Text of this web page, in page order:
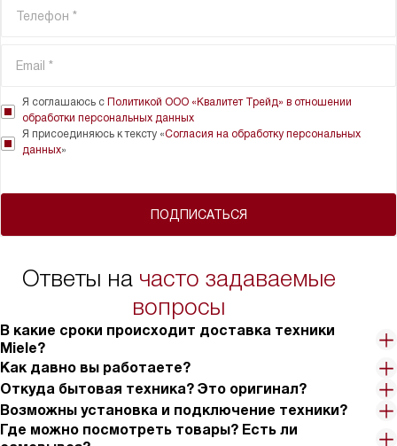
ПОДПИСАТЬСЯ
Я соглашаюсь с Политикой ООО «Квалитет Трейд» в отношении
обработки персональных данных
Я присоединяюсь к тексту «Согласия на обработку персональных
данных»
Ответы на часто задаваемые
вопросы
В какие сроки происходит доставка техники
Miele?
Как давно вы работаете?
Откуда бытовая техника? Это оригинал?
Возможны установка и подключение техники?
Где можно посмотреть товары? Есть ли